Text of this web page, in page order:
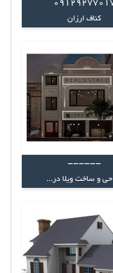
کناف ارزان
------
و ساخت ویلا در...